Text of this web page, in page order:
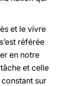
et le vivre
référée
en notre
et celle
sur